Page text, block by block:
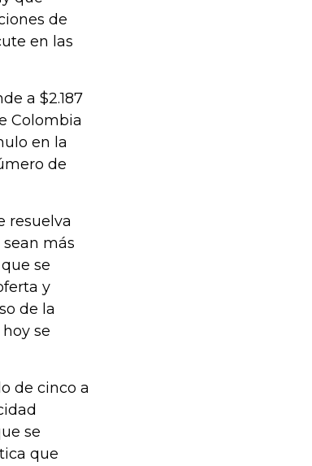
de
en las
a $2.187
Colombia
en la
de
resuelva
más
se
y
de la
se
de cinco a
se
que